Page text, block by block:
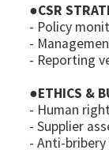
●CSR
- Policy
-
- Reporting
●ETHICS &
- Human
- Supplier
- Anti-